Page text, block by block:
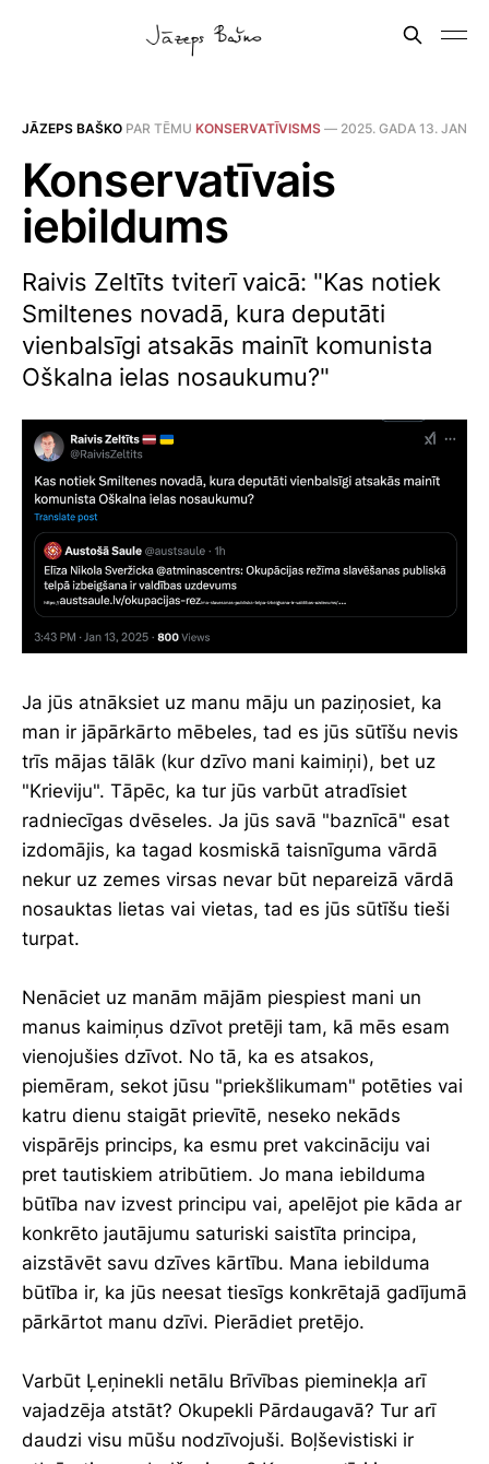
JĀZEPS BAŠKO PAR TĒMU KONSERVATĪVISMS — 2025. GADA 13. JAN
Konservatīvais
iebildums
Raivis Zeltīts tviterī vaicā: "Kas notiek
Smiltenes novadā, kura deputāti
vienbalsīgi atsakās mainīt komunista
Oškalna ielas nosaukumu?"
Ja jūs atnāksiet uz manu māju un paziņosiet, ka
man ir jāpārkārto mēbeles, tad es jūs sūtīšu nevis
trīs mājas tālāk (kur dzīvo mani kaimiņi), bet uz
"Krieviju". Tāpēc, ka tur jūs varbūt atradīsiet
radniecīgas dvēseles. Ja jūs savā "baznīcā" esat
izdomājis, ka tagad kosmiskā taisnīguma vārdā
nekur uz zemes virsas nevar būt nepareizā vārdā
nosauktas lietas vai vietas, tad es jūs sūtīšu tieši
turpat.
Nenāciet uz manām mājām piespiest mani un
manus kaimiņus dzīvot pretēji tam, kā mēs esam
vienojušies dzīvot. No tā, ka es atsakos,
piemēram, sekot jūsu "priekšlikumam" potēties vai
katru dienu staigāt prievītē, neseko nekāds
vispārējs princips, ka esmu pret vakcināciju vai
pret tautiskiem atribūtiem. Jo mana iebilduma
būtība nav izvest principu vai, apelējot pie kāda ar
konkrēto jautājumu saturiski saistīta principa,
aizstāvēt savu dzīves kārtību. Mana iebilduma
būtība ir, ka jūs neesat tiesīgs konkrētajā gadījumā
pārkārtot manu dzīvi. Pierādiet pretējo.
Varbūt Ļeņinekli netālu Brīvības pieminekļa arī
vajadzēja atstāt? Okupekli Pārdaugavā? Tur arī
daudzi visu mūšu nodzīvojuši. Boļševistiski ir